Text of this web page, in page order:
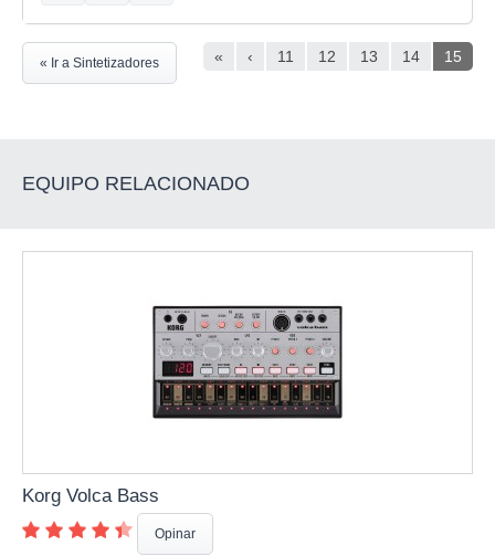
« ‹ 11 12 13 14 15
« Ir a Sintetizadores
EQUIPO RELACIONADO
Korg Volca Bass
Opinar